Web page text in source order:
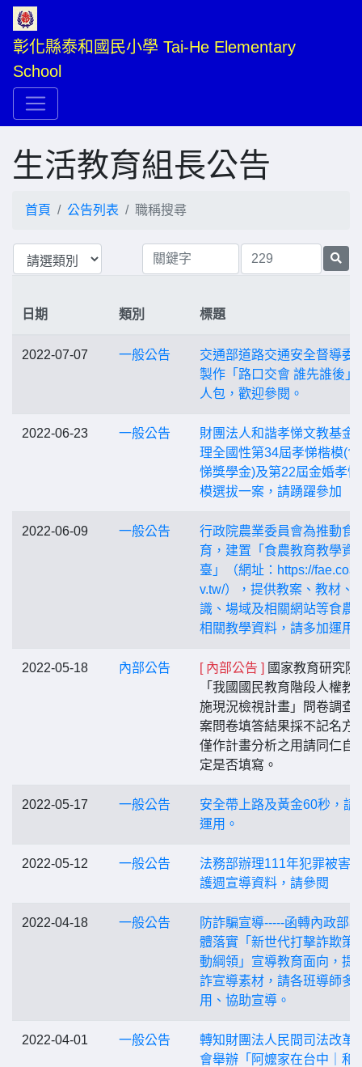
彰化縣泰和國民小學 Tai-He Elementary
School
生活教育組長公告
首頁 公告列表 職稱搜尋
日期 類別 標題
2022-07-07 一般公告
交通部道路交通安全督導委
製作「路口交會 誰先誰後」
人包，歡迎參閱。
2022-06-23 一般公告
財團法人和諧孝悌文教基金
理全國性第34屆孝悌楷模(
悌獎學金)及第22屆金婚孝
模選拔一案，請踴躍參加
2022-06-09 一般公告
行政院農業委員會為推動食
育，建置「食農教育教學資
臺」（網址：https://
v.tw/），提供教案、教材、
識、場域及相關網站等食農
相關教學資料，請多加運用
2022-05-18 內部公告 [ 內部公告 ] 國家教育研究院
「我國國民教育階段人權教
施現況檢視計畫」問卷調查
案問卷填答結果採不記名方
僅作計畫分析之用請同仁自
定是否填寫。
2022-05-17 一般公告
安全帶上路及黃金60秒，請
運用。
2022-05-12 一般公告
法務部辦理111年犯罪被害
護週宣導資料，請參閱
2022-04-18 一般公告
防詐騙宣導-----函轉內政部
體落實「新世代打擊詐欺策
動綱領」宣導教育面向，提
詐宣導素材，請各班導師多
用、協助宣導。
2022-04-01 一般公告
轉知財團法人民間司法改革
會舉辦「阿嬤家在台中｜和